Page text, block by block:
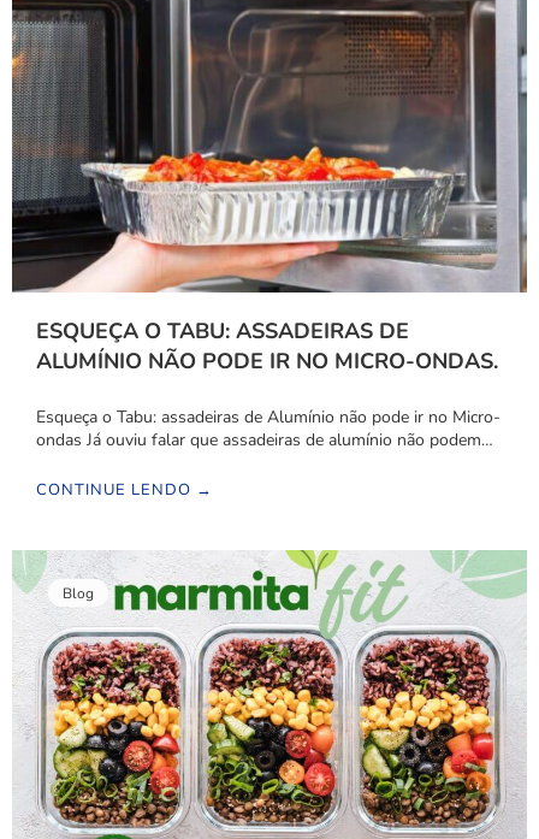
ESQUEÇA O TABU: ASSADEIRAS DE
ALUMÍNIO NÃO PODE IR NO MICRO-ONDAS.
Esqueça o Tabu: assadeiras de Alumínio não pode ir no Micro-
ondas Já ouviu falar que assadeiras de alumínio não podem…
CONTINUE LENDO →
Blog